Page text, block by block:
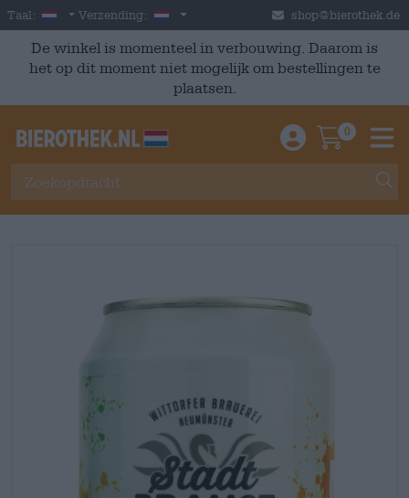
Skip to main content
Taal: Dutch
Verzending: Nederland shop@bierothek.de
De winkel is momenteel in verbouwing. Daarom is
het op dit moment niet mogelijk om bestellingen te
plaatsen.
Einloggen /
0